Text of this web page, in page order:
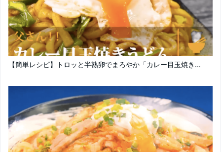
【簡単レシピ】トロッと半熟卵でまろやか「カレー目玉焼き...